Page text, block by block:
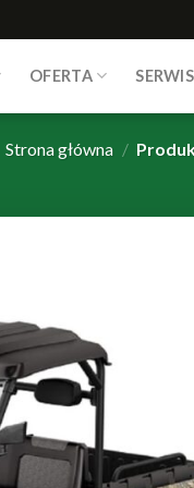
OFERTA SERWIS
Strona główna /